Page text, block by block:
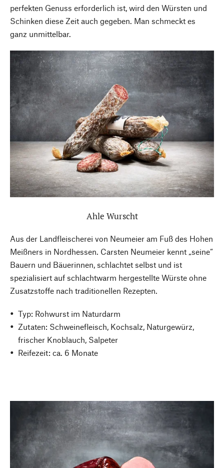
perfekten Genuss erforderlich ist, wird den Würsten und
Schinken diese Zeit auch gegeben. Man schmeckt es
ganz unmittelbar.
Ahle Wurscht
Aus der Landfleischerei von Neumeier am Fuß des Hohen
Meißners in Nordhessen. Carsten Neumeier kennt „seine“
Bauern und Bäuerinnen, schlachtet selbst und ist
spezialisiert auf schlachtwarm hergestellte Würste ohne
Zusatzstoffe nach traditionellen Rezepten.
Typ: Rohwurst im Naturdarm
Zutaten: Schweinefleisch, Kochsalz, Naturgewürz,
frischer Knoblauch, Salpeter
Reifezeit: ca. 6 Monate